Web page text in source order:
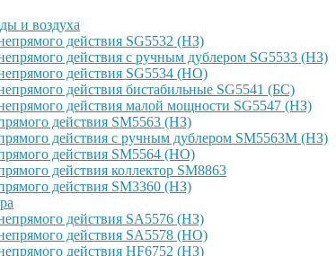
и воздуха
действия SG5532 (НЗ)
действия с ручным дублером SG5533 (НЗ)
действия SG5534 (НО)
действия бистабильные SG5541 (БС)
действия малой мощности SG5547 (НЗ)
действия SM5563 (НЗ)
действия с ручным дублером SM5563M (НЗ)
действия SM5564 (НО)
дейcтвия коллектор SM8863
действия SM3360 (НЗ)
действия SA5576 (НЗ)
действия SA5578 (НО)
действия HF6752 (НЗ)